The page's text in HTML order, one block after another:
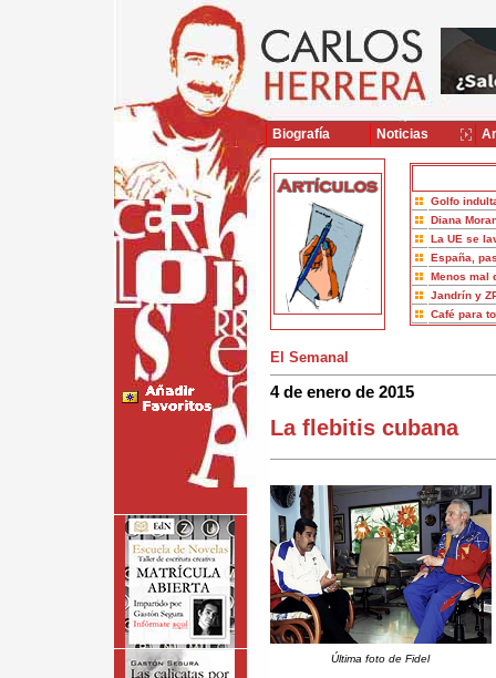
Golfo
Diana
La UE se
España,
Menos mal
Jandrín y
Café para
El Semanal
4 de enero de 2015
La flebitis cubana
Última foto de Fidel
Biografía Noticias